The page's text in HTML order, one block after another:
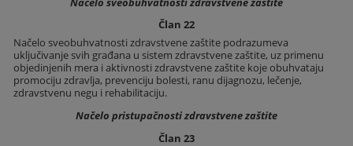
Član 22
Načelo sveobuhvatnosti zdravstvene zaštite podrazumeva
uključivanje svih građana u sistem zdravstvene zaštite, uz primenu
objedinjenih mera i aktivnosti zdravstvene zaštite koje obuhvataju
promociju zdravlja, prevenciju bolesti, ranu dijagnozu, lečenje,
zdravstvenu negu i rehabilitaciju.
Načelo pristupačnosti zdravstvene zaštite
Član 23